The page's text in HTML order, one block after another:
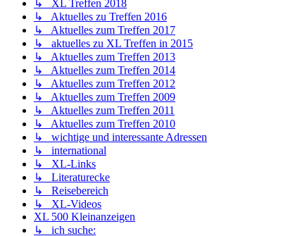
↳ XL Treffen 2018
↳ Aktuelles zu Treffen 2016
↳ Aktuelles zum Treffen 2017
↳ aktuelles zu XL Treffen in 2015
↳ Aktuelles zum Treffen 2013
↳ Aktuelles zum Treffen 2014
↳ Aktuelles zum Treffen 2012
↳ Aktuelles zum Treffen 2009
↳ Aktuelles zum Treffen 2011
↳ Aktuelles zum Treffen 2010
↳ wichtige und interessante Adressen
↳ international
↳ XL-Links
↳ Literaturecke
↳ Reisebereich
↳ XL-Videos
XL 500 Kleinanzeigen
↳ ich suche: